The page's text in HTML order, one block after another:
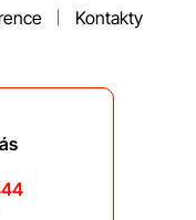
Kontakty